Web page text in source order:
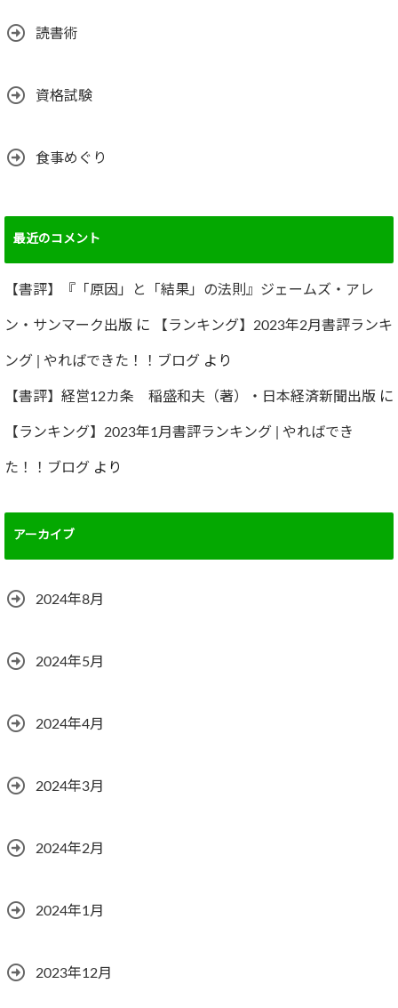
読書術
資格試験
食事めぐり
最近のコメント
【書評】『「原因」と「結果」の法則』ジェームズ・アレ
ン・サンマーク出版 に 【ランキング】2023年2月書評ランキ
ング | やればできた！！ブログ より
【書評】経営12カ条 稲盛和夫（著）・日本経済新聞出版 に
【ランキング】2023年1月書評ランキング | やればでき
た！！ブログ より
アーカイブ
2024年8月
2024年5月
2024年4月
2024年3月
2024年2月
2024年1月
2023年12月